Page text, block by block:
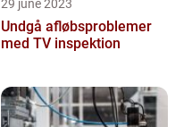
29 june 2023
Undgå afløbsproblemer
med TV inspektion